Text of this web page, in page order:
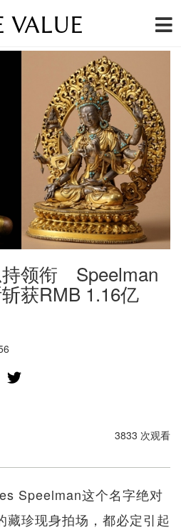
VALUE
领衔 Speelman
获RMB 1.16亿
3833 次观看
Speelman这个名字绝对
藏珍现身拍场，都必定引起